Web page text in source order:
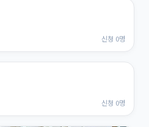
신청 0명
신청 0명